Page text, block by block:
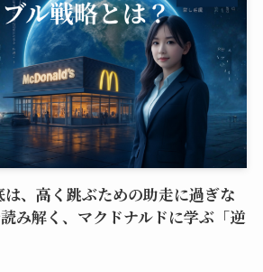
は、高く跳ぶための助走に過ぎな
み解く、マクドナルドに学ぶ「逆